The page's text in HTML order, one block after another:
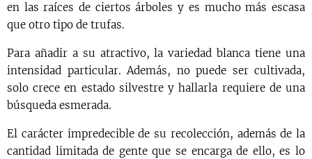
en las raíces de ciertos árboles y es mucho más escasa
que otro tipo de trufas.
Para añadir a su atractivo, la variedad blanca tiene una
intensidad particular. Además, no puede ser cultivada,
solo crece en estado silvestre y hallarla requiere de una
búsqueda esmerada.
El carácter impredecible de su recolección, además de la
cantidad limitada de gente que se encarga de ello, es lo